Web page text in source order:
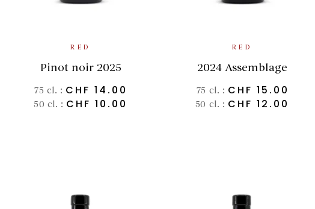
SELECT OPTIONS
RED
Pinot noir 2025
75 cl. : CHF 14.00
50 cl. : CHF 10.00
SELECT OPTIONS
RED
2024 Assemblage
75 cl. : CHF 15.00
50 cl. : CHF 12.00